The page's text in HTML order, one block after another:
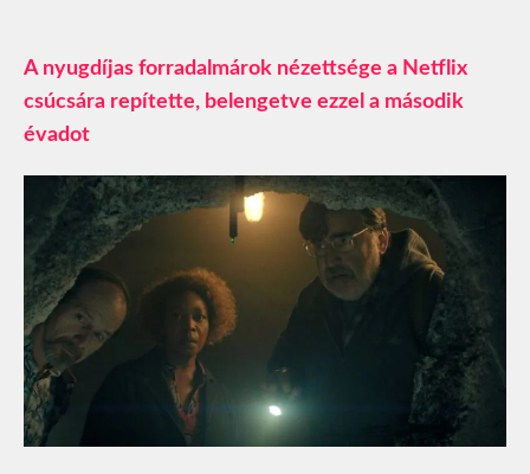
A nyugdíjas forradalmárok nézettsége a Netflix
csúcsára repítette, belengetve ezzel a második
évadot